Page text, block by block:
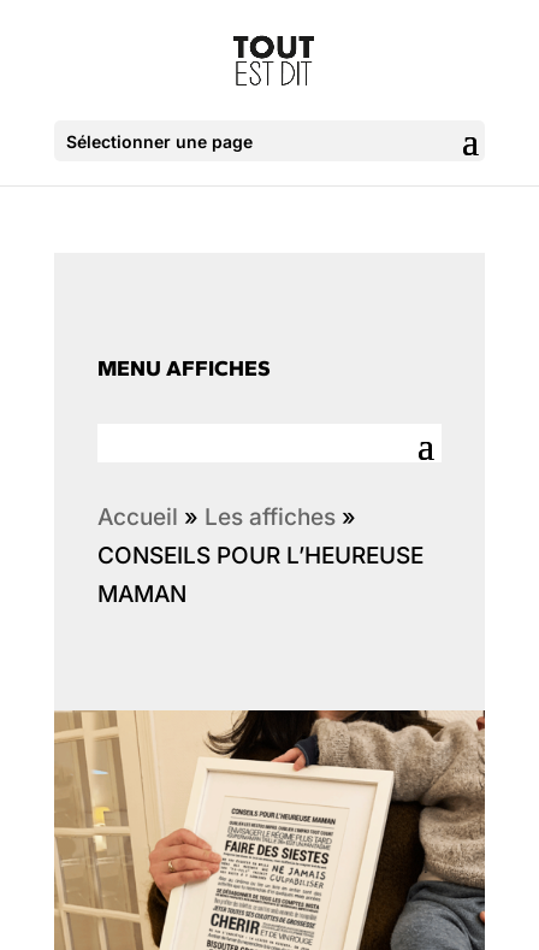
Sélectionner une page
MENU AFFICHES
Accueil » Les affiches»
CONSEILS POUR L’HEUREUSE
MAMAN